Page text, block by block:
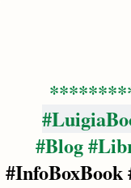
#Blog
#InfoBoxBook